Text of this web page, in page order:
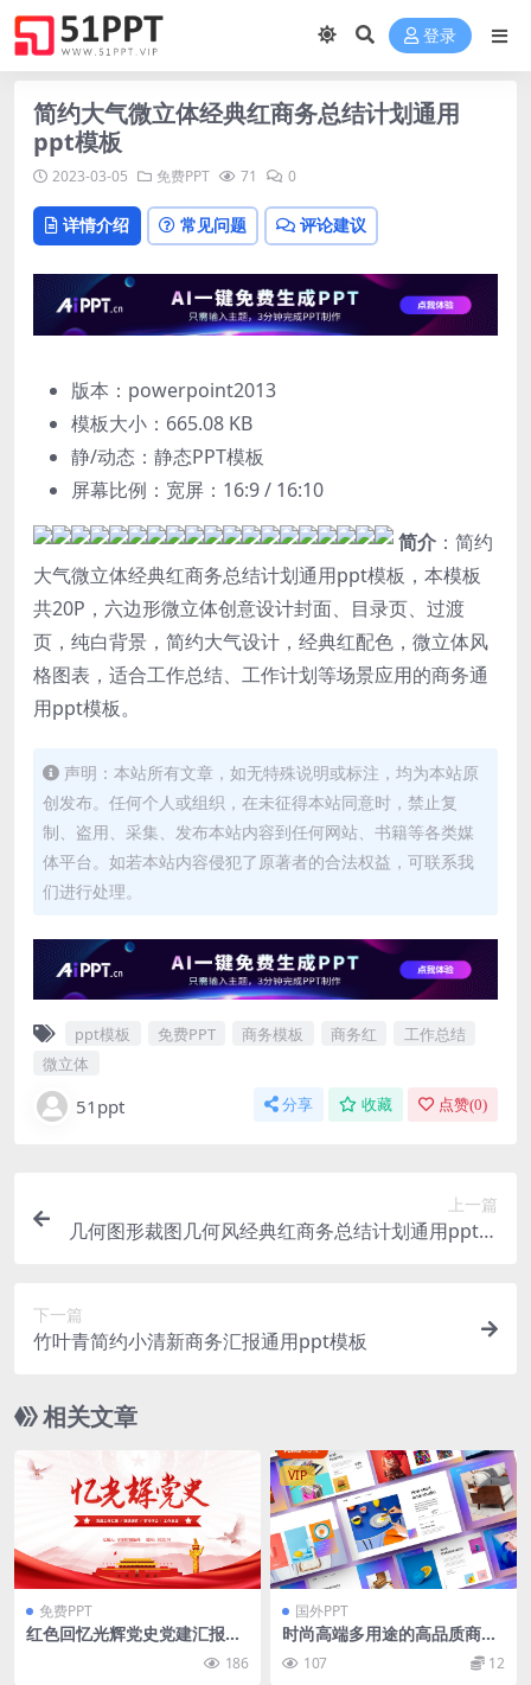
登录
简约大气微立体经典红商务总结计划通用
ppt模板
2023-03-05 免费PPT 71 0
详情介绍 常见问题 评论建议
版本：powerpoint2013
模板大小： 665.08 KB
静/动态：静态PPT模板
屏幕比例：宽屏：16:9 / 16:10
简介 ：简约
大气微立体经典红商务总结计划通用ppt模板，本模板
共20P，六边形微立体创意设计封面、目录页、过渡
页，纯白背景，简约大气设计，经典红配色，微立体风
格图表，适合工作总结、工作计划等场景应用的商务通
用ppt模板。
声明：本站所有文章，如无特殊说明或标注，均为本站原
创发布。任何个人或组织，在未征得本站同意时，禁止复
制、盗用、采集、发布本站内容到任何网站、书籍等各类媒
体平台。如若本站内容侵犯了原著者的合法权益，可联系我
们进行处理。
ppt模板 免费PPT 商务模板 商务红
工作总结
微立体
51ppt 分享 收藏 点赞(0)
上一篇
几何图形裁图几何风经典红商务总结计划通用ppt模
下一篇
竹叶青简约小清新商务汇报通用ppt模板
相关文章
免费PPT
红色回忆光辉党史党建汇报通
186
VIP
国外PPT
时尚高端多用途的高品质商业
商务powerpoint幻灯片演示
模板（pptx）
107 12